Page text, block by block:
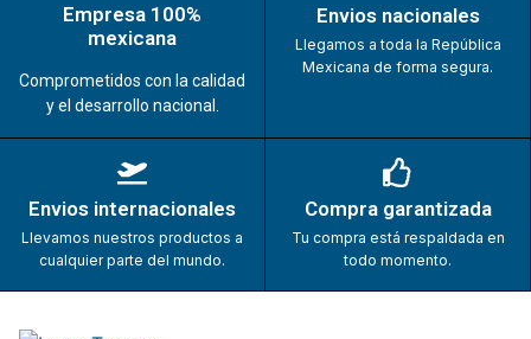
Empresa 100%
mexicana
Comprometidos con la calidad
y el desarrollo nacional.
Envios nacionales
Llegamos a toda la República
Mexicana de forma segura.
Envios internacionales
Llevamos nuestros productos a
cualquier parte del mundo.
Compra garantizada
Tu compra está respaldada en
todo momento.